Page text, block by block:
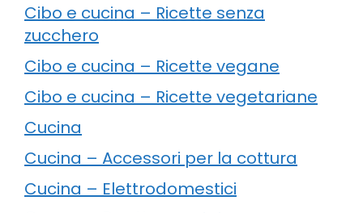
Cibo e cucina – Ricette senza
zucchero
Cibo e cucina – Ricette vegane
Cibo e cucina – Ricette vegetariane
Cucina
Cucina – Accessori per la cottura
Cucina – Elettrodomestici